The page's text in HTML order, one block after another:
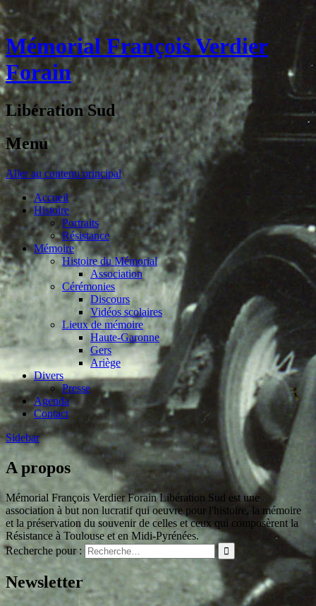
Mémorial François Verdier
Forain
Libération Sud
Menu
Aller au contenu principal
Accueil
Histoire
Portraits
Résistance
Mémoire
Histoire du Mémorial
Association
Cérémonies
Discours
Vidéos scolaires
Lieux de mémoire
Haute-Garonne
Gers
Ariège
Divers
Presse
Agenda
Contact
Sidebar
A propos
Mémorial François Verdier Forain Libération Sud est une
association à but non lucratif qui oeuvre pour l'histoire, la mémoire
et la préservation du souvenir de celles et ceux qui composèrent la
Résistance à Toulouse et en Midi-Pyrénées.
Recherche pour :
Newsletter